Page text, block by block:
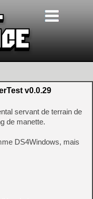
v0.0.29
servant de terrain de
de manette.
DS4Windows, mais